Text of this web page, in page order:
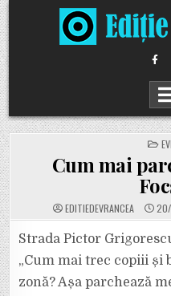
Skip
to
content
IN
Cum mai
EDITIEDEVRANCEA 20/
Strada Pictor
„Cum mai trec copiii și
zonă? Așa parchează